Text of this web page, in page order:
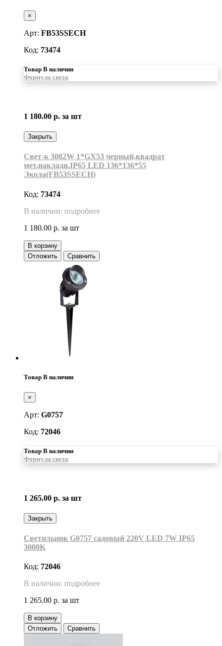
×
Арт: FB53SSECH
Код: 73474
Товар В наличии
Формула света
1 180.00 р. за шт
Закрыть
Свет-к 3082W 1*GX53 черный,квадрат
мет.накладн.IP65 LED 136*136*55
Экола(FB53SSECH)
Код: 73474
В наличии: подробнее
1 180.00 р. за шт
В корзину
Отложить
Сравнить
Товар В наличии
×
Арт: G0757
Код: 72046
Товар В наличии
Формула света
1 265.00 р. за шт
Закрыть
Светильник G0757 садовый 220V LED 7W IP65
3000K
Код: 72046
В наличии: подробнее
1 265.00 р. за шт
В корзину
Отложить
Сравнить